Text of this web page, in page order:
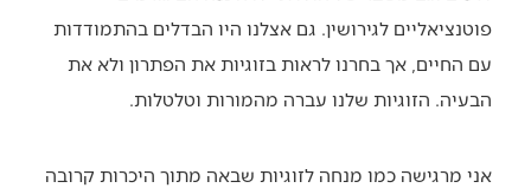
פוטנציאליים לגירושין. גם אצלנו היו הבדלים בהתמודדות
עם החיים, אך בחרנו לראות בזוגיות את הפתרון ולא את
הבעיה. הזוגיות שלנו עברה מהמורות וטלטלות.
אני מרגישה כמו מנחה לזוגיות שבאה מתוך היכרות קרובה